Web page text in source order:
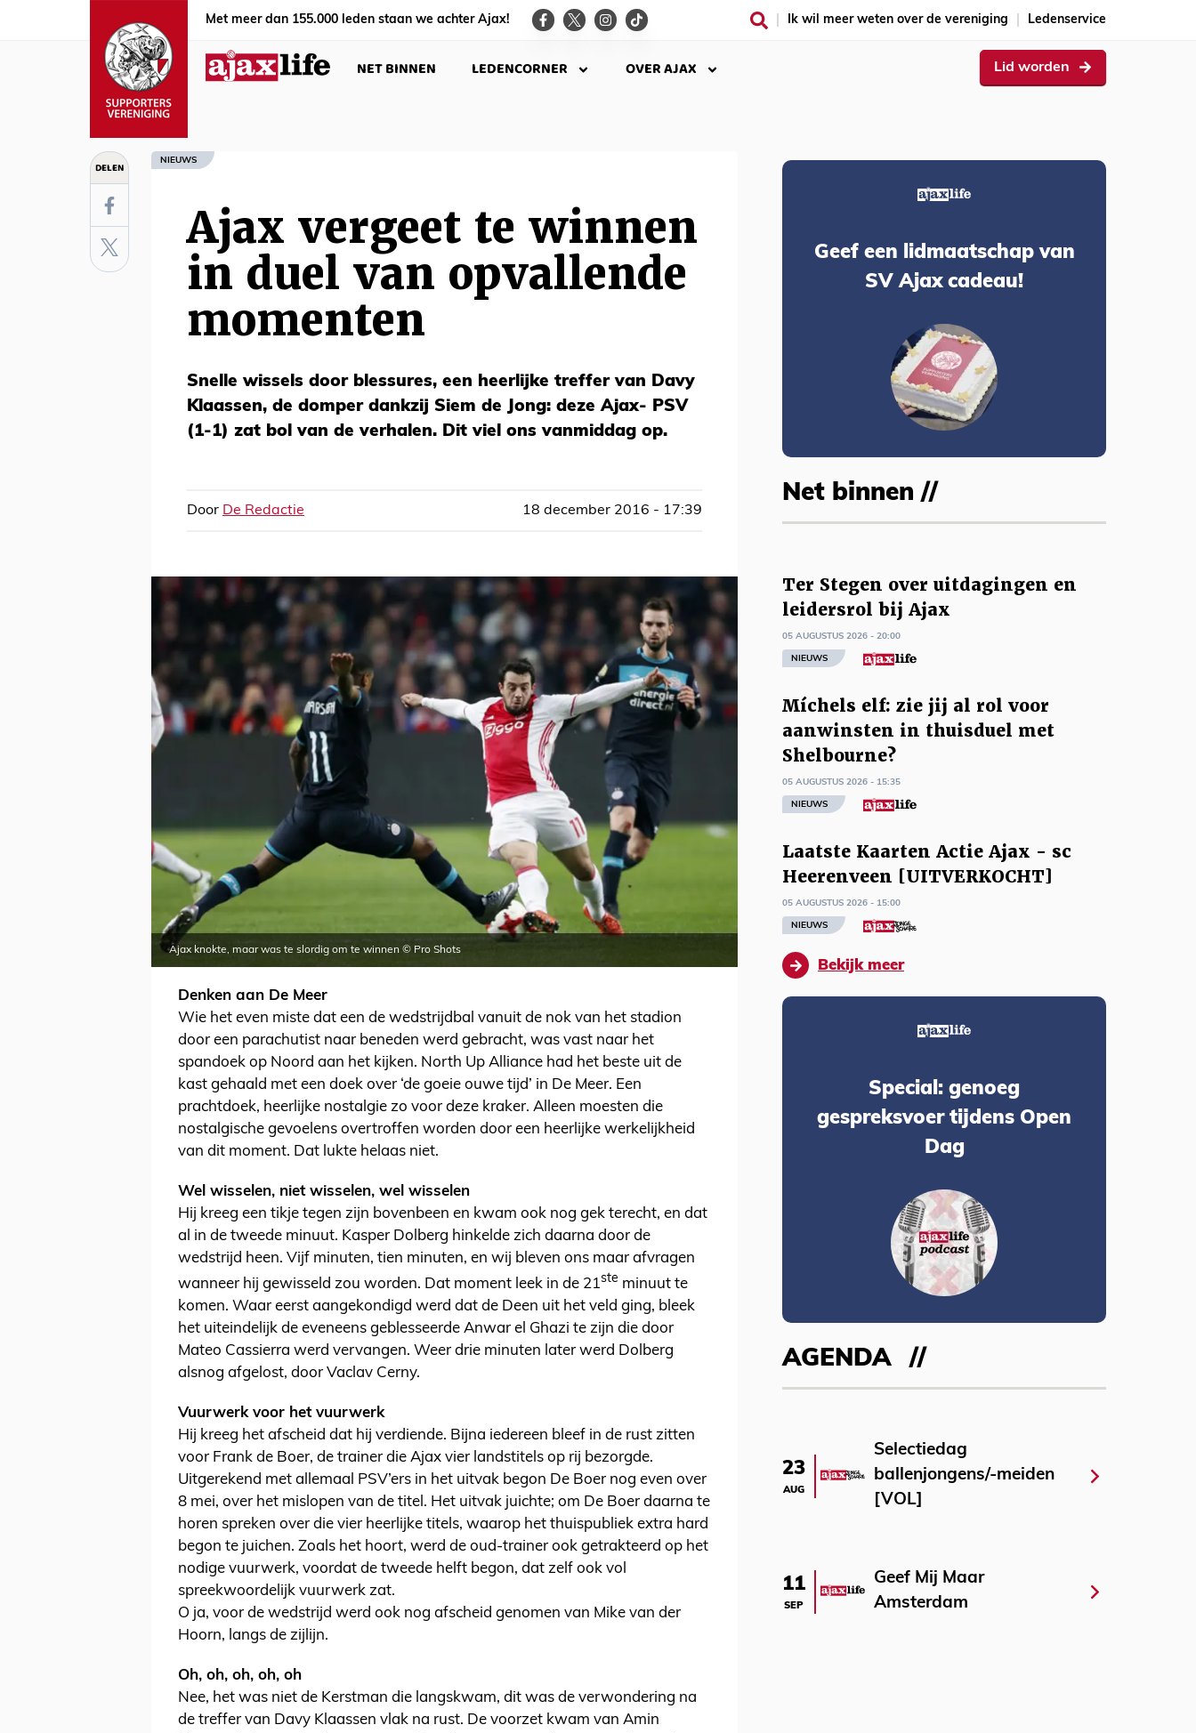
Met meer dan 155.000 leden staan we achter Ajax! Ik wil meer weten over de vereniging Ledenservice
NET BINNEN LEDENCORNER OVER AJAX Lid worden
DELEN NIEUWS
Ajax vergeet te winnen
in duel van opvallende
momenten
Snelle wissels door blessures, een heerlijke treffer van Davy
Klaassen, de domper dankzij Siem de Jong: deze Ajax- PSV
(1-1) zat bol van de verhalen. Dit viel ons vanmiddag op.
Door De Redactie 18 december 2016 - 17:39
Ajax knokte, maar was te slordig om te winnen © Pro Shots
Denken aan De Meer
Wie het even miste dat een de wedstrijdbal vanuit de nok van het stadion
door een parachutist naar beneden werd gebracht, was vast naar het
spandoek op Noord aan het kijken. North Up Alliance had het beste uit de
kast gehaald met een doek over ‘de goeie ouwe tijd’ in De Meer. Een
prachtdoek, heerlijke nostalgie zo voor deze kraker. Alleen moesten die
nostalgische gevoelens overtroffen worden door een heerlijke werkelijkheid
van dit moment. Dat lukte helaas niet.
Wel wisselen, niet wisselen, wel wisselen
Hij kreeg een tikje tegen zijn bovenbeen en kwam ook nog gek terecht, en dat
al in de tweede minuut. Kasper Dolberg hinkelde zich daarna door de
wedstrijd heen. Vijf minuten, tien minuten, en wij bleven ons maar afvragen
wanneer hij gewisseld zou worden. Dat moment leek in de 21ste minuut te
komen. Waar eerst aangekondigd werd dat de Deen uit het veld ging, bleek
het uiteindelijk de eveneens geblesseerde Anwar el Ghazi te zijn die door
Mateo Cassierra werd vervangen. Weer drie minuten later werd Dolberg
alsnog afgelost, door Vaclav Cerny.
Vuurwerk voor het vuurwerk
Hij kreeg het afscheid dat hij verdiende. Bijna iedereen bleef in de rust zitten
voor Frank de Boer, de trainer die Ajax vier landstitels op rij bezorgde.
Uitgerekend met allemaal PSV’ers in het uitvak begon De Boer nog even over
8 mei, over het mislopen van de titel. Het uitvak juichte; om De Boer daarna te
horen spreken over die vier heerlijke titels, waarop het thuispubliek extra hard
begon te juichen. Zoals het hoort, werd de oud-trainer ook getrakteerd op het
nodige vuurwerk, voordat de tweede helft begon, dat zelf ook vol
spreekwoordelijk vuurwerk zat.
O ja, voor de wedstrijd werd ook nog afscheid genomen van Mike van der
Hoorn, langs de zijlijn.
Oh, oh, oh, oh, oh
Nee, het was niet de Kerstman die langskwam, dit was de verwondering na
de treffer van Davy Klaassen vlak na rust. De voorzet kwam van Amin
Geef een lidmaatschap van
SV Ajax cadeau!
Net binnen //
Ter Stegen over uitdagingen en
leidersrol bij Ajax
05 AUGUSTUS 2026 - 20:00
NIEUWS
Míchels elf: zie jij al rol voor
aanwinsten in thuisduel met
Shelbourne?
05 AUGUSTUS 2026 - 15:35
NIEUWS
Laatste Kaarten Actie Ajax - sc
Heerenveen [UITVERKOCHT]
05 AUGUSTUS 2026 - 15:00
NIEUWS
Bekijk meer
Special: genoeg
gespreksvoer tijdens Open
Dag
AGENDA
23
AUG
Selectiedag
ballenjongens/-meiden
[VOL]
11
SEP
Geef Mij Maar
Amsterdam